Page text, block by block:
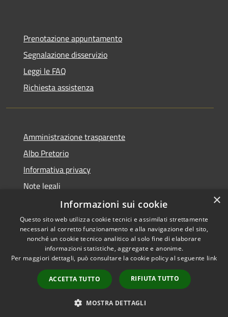
Prenotazione appuntamento
Segnalazione disservizio
Leggi le FAQ
Richiesta assistenza
Amministrazione trasparente
Albo Pretorio
Informativa privacy
Note legali
Dichiarazione di accessibilità
RSS
Accessibilità
Copyright © 2026 • Comune di
Municipium•
Accesso
redazione
×
Informazioni sui cookie
Questo sito web utilizza cookie tecnici e assimilati strettamente
necessari al corretto funzionamento e alla navigazione del sito,
nonché un cookie tecnico analitico al solo fine di elaborare
informazioni statistiche, aggregate e anonime.
Per maggiori dettagli, può consultare la cookie policy al seguente link
ACCETTA TUTTO RIFIUTA TUTTO
MOSTRA DETTAGLI